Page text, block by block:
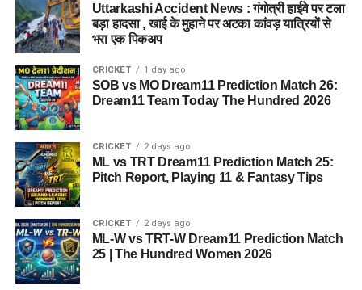
आलंबन गांव की सबसे खास बात यही होगी कि यहां रहने वाली महिलाओं
और बच्चों को यह महसूस न हो कि वे किसी जेल या बंद संस्थान में रह रहे
हैं। इसके बजाय पूरा परिसर एक रेजिडेंशियल कॉम्प्लेक्स की तरह विकसित
किया जाएगा, जहां सुरक्षा के साथ रहने, पढ़ाई, दैनिक जीवन और सामाजिक
विकास से जुड़ी सुविधाएं उपलब्ध होंगी।
परिसर को आधुनिक सुविधाओं से लैस करने की योजना है। यहां आंगनबाड़ी
केंद्र भी खोले जाएंगे। जरूरत पड़ने पर प्राथमिक विद्यालय की सुविधा भी
उपलब्ध कराई जा सकती है। इस पहल का मकसद सिर्फ महिलाओं और
बच्चों को रहने की जगह देना नहीं, बल्कि उन्हें ऐसा वातावरण उपलब्ध कराना
है, जहां वे खुद को सुरक्षित, सम्मानित और परिवार का हिस्सा महसूस कर
सकें।
5 एकड़ जमीन की हो रही है तलाश
Uttarkashi Accident News : गंगोत्री हाईवे पर टला
बड़ा हादसा , खाई के मुहाने पर अटका कांवड़ यात्रियों से
भरा एक पिकअप
CRICKET 1 day ago
SOB vs MO Dream11 Prediction Match 26:
Dream11 Team Today The Hundred 2026
CRICKET 2 days ago
ML vs TRT Dream11 Prediction Match 25:
Pitch Report, Playing 11 & Fantasy Tips
CRICKET 2 days ago
ML-W vs TRT-W Dream11 Prediction Match
25 | The Hundred Women 2026